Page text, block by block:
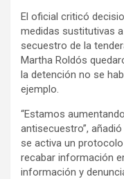
El oficial criticó
medidas sustitutivas
secuestro de la
Martha Roldós
la detención no se
ejemplo.
“Estamos
antisecuestro”,
se activa un
recabar información
información y